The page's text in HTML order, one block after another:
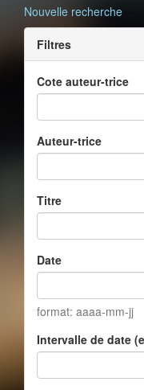
Nouvelle recherche
Filtres
Cote auteur-trice
Auteur-trice
Titre
Date
format: aaaa-mm-jj
Intervalle de date